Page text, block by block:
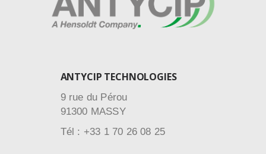
ANTYCIP TECHNOLOGIES
9 rue du Pérou
91300 MASSY
Tél : +33 1 70 26 08 25